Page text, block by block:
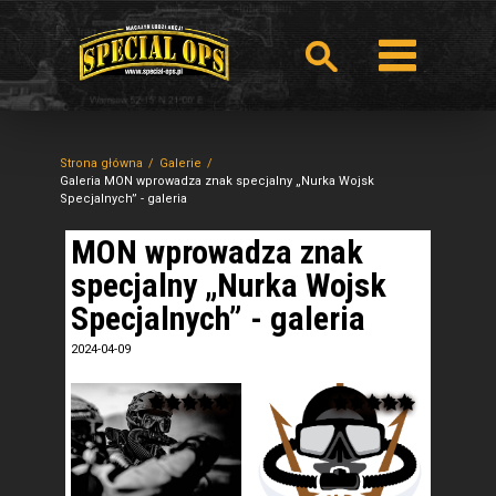
Strona główna
Galerie
Galeria MON wprowadza znak specjalny „Nurka Wojsk
Specjalnych” - galeria
MON wprowadza znak
specjalny „Nurka Wojsk
Specjalnych” - galeria
2024-04-09